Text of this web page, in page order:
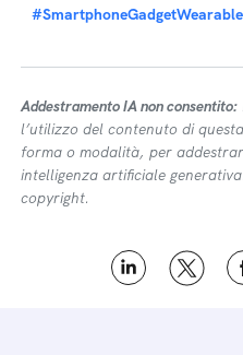
#SmartphoneGadgetWearable
Addestramento IA non consentito:
l’utilizzo del contenuto di
forma o modalità, per
intelligenza artificiale
copyright.